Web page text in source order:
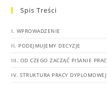
Spis Treści
I. WPROWADZENIE
II. PODEJMUJEMY DECYZJE
III. OD CZEGO ZACZĄĆ PISANIE
IV. STRUKTURA PRACY DYPLOMOWEJ